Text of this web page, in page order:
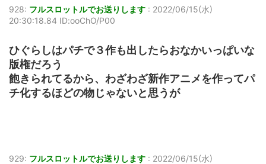
928: フルスロットルでお送りします : 2022/06/15(水)
20:30:18.84 ID:ooChO/P00
ひぐらしはパチで３作も出したらおなかいっぱいな
版権だろう
飽きられてるから、わざわざ新作アニメを作ってパ
チ化するほどの物じゃないと思うが
929: フルスロットルでお送りします : 2022/06/15(水)